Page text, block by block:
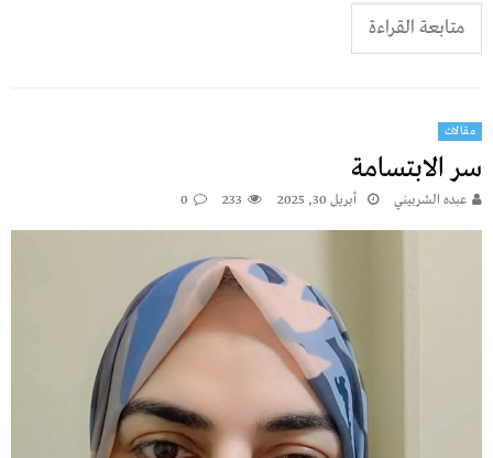
متابعة القراءة
مقالات
سر الابتسامة
عبده الشربيني أبريل 30, 2025 233
0